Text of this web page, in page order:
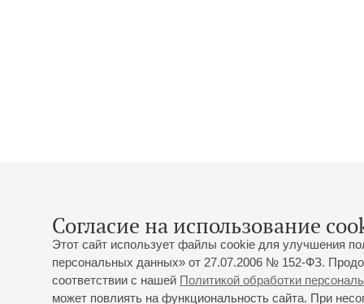
Согласие на использование
Этот сайт использует файлы cookie для улучшения
персональных данных» от 27.07.2006 № 152-ФЗ.
соответствии с нашей Политикой обработки
может повлиять на функциональность сайта. При